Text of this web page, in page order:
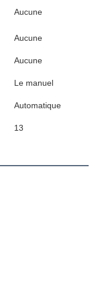
Aucune
Aucune
Aucune
Le manuel
Automatique
13